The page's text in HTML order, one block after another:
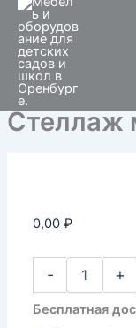
Перейти
содержимому
Стеллаж
0,00₽
-
Количество
товара
Стеллаж
металл
17/3
+
Бесплатная